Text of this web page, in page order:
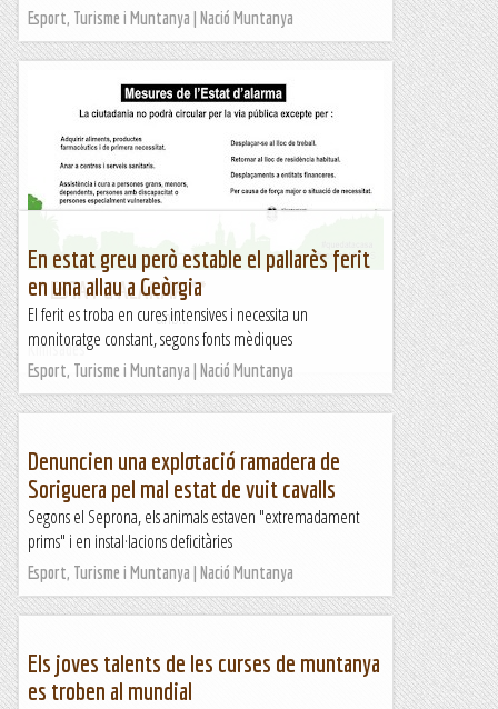
Esport, Turisme i Muntanya | Nació Muntanya
** ESTAT d'ALARMA **
&nb...
Kimisades
En estat greu però estable el pallarès ferit
en una allau a Geòrgia
El ferit es troba en cures intensives i necessita un
monitoratge constant, segons fonts mèdiques
Esport, Turisme i Muntanya | Nació Muntanya
Denuncien una explotació ramadera de
Soriguera pel mal estat de vuit cavalls
Segons el Seprona, els animals estaven "extremadament
prims" i en instal·lacions deficitàries
Esport, Turisme i Muntanya | Nació Muntanya
Els joves talents de les curses de muntanya
es troben al mundial